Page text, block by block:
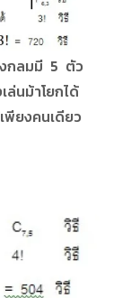
งกลมมี 5 ตัว
นม้าโยกได้
พียงคนเดียว